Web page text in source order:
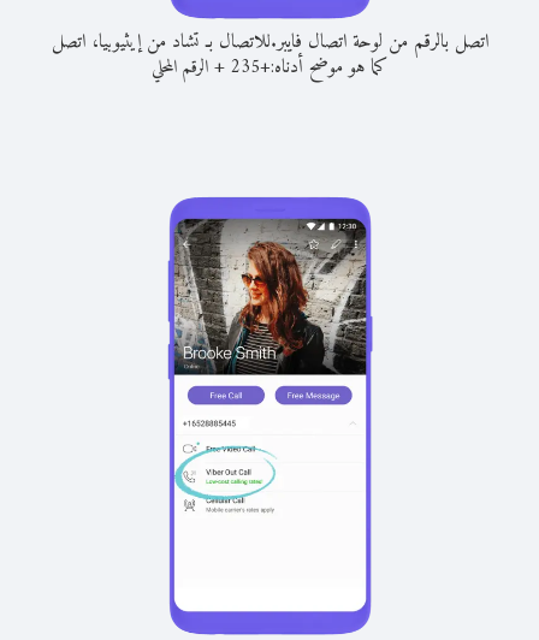
اتصل بالرقم من لوحة اتصال فايبر.للاتصال بـ تشاد من إيثيوبيا، اتصل
كما هو موضح أدناه:+
235
+الرقم المحلي